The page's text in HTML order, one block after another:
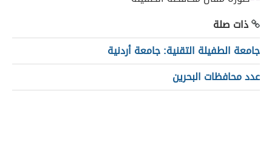
ذات صلة
جامعة الطفيلة التقنية: جامعة أردنية
عدد محافظات البحرين